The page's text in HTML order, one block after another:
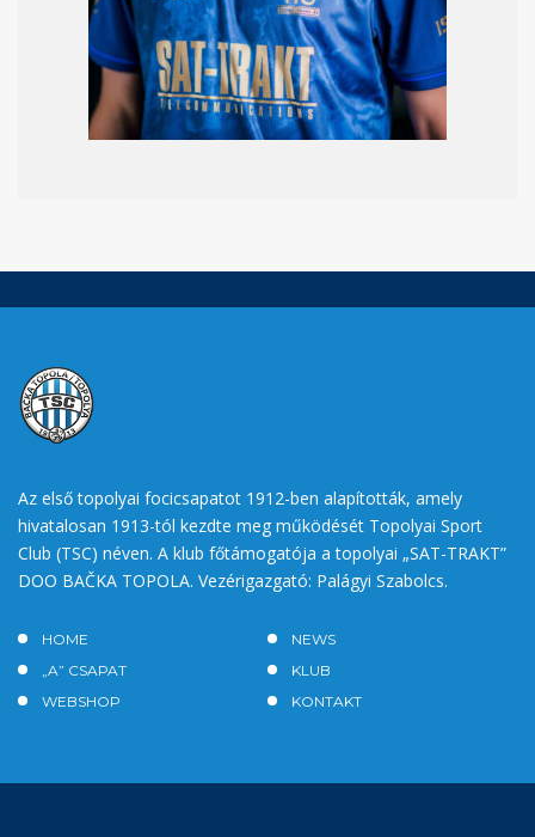
Az első topolyai focicsapatot 1912-ben alapították, amely
hivatalosan 1913-tól kezdte meg működését Topolyai Sport
Club (TSC) néven. A klub főtámogatója a topolyai „SAT-TRAKT”
DOO BAČKA TOPOLA. Vezérigazgató: Palágyi Szabolcs.
HOME
NEWS
„A” CSAPAT
KLUB
WEBSHOP
KONTAKT